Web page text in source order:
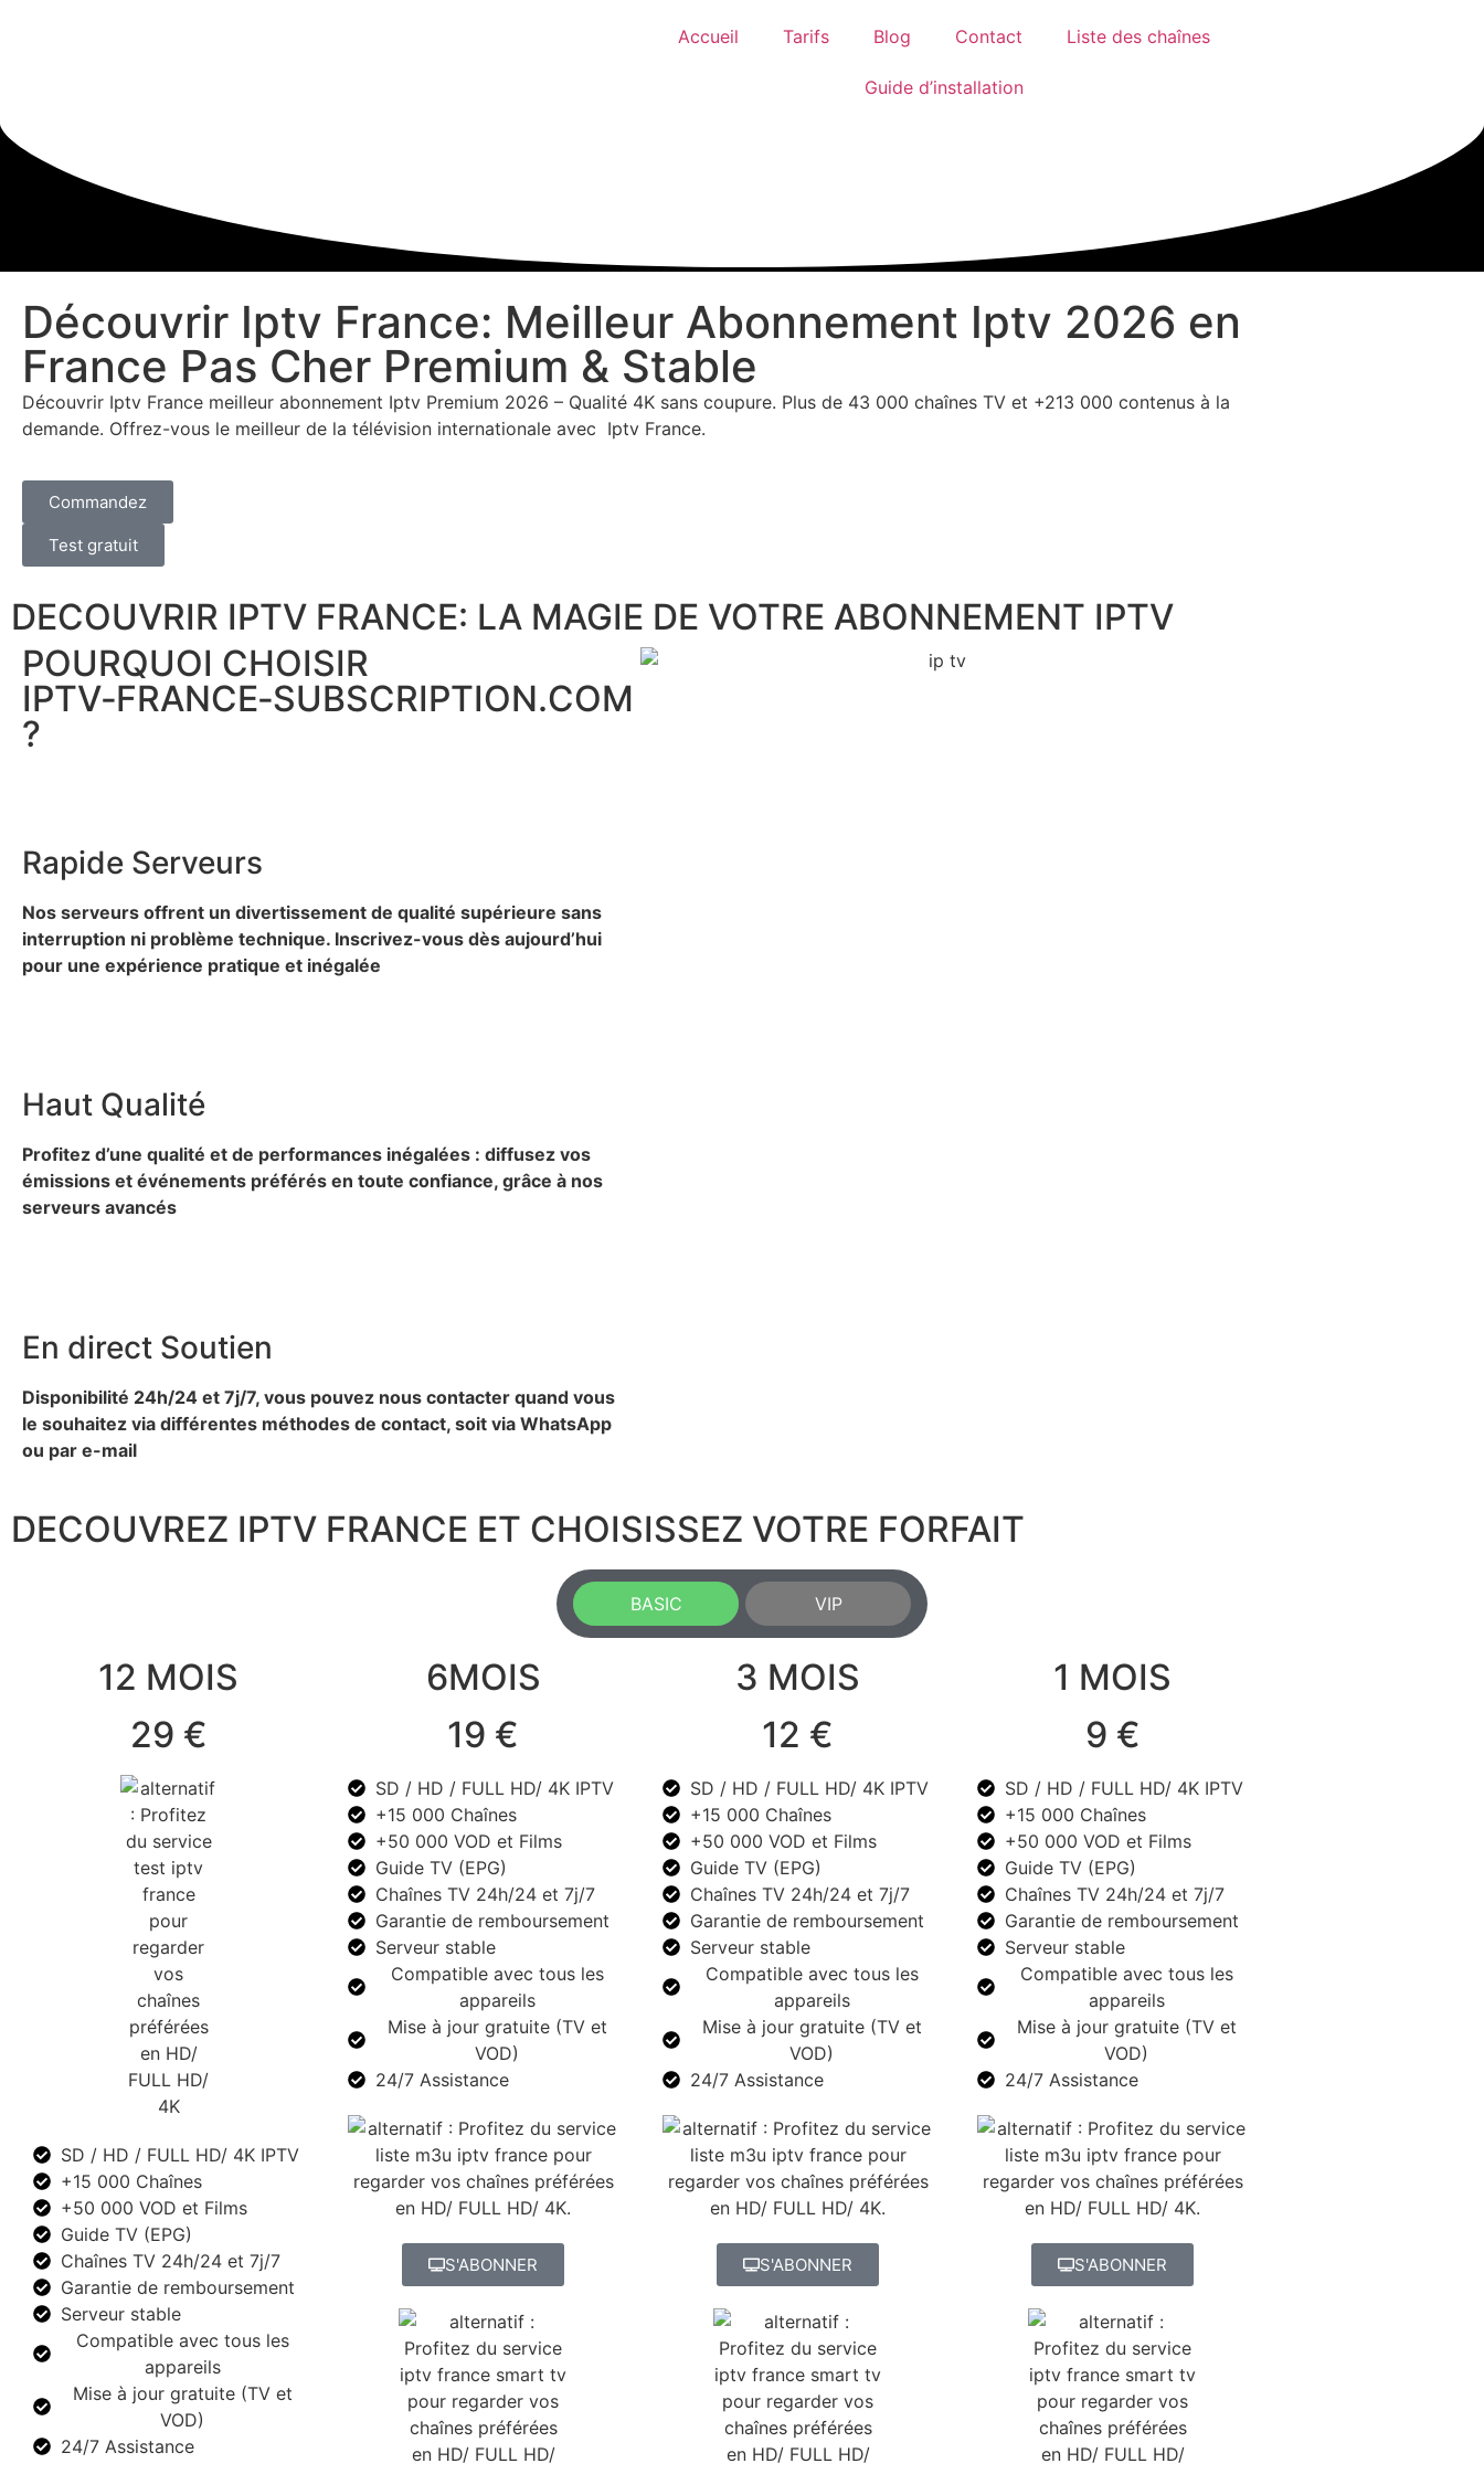
Accueil Tarifs Blog Contact Liste des chaînes
Guide d’installation
Découvrir Iptv France: Meilleur Abonnement Iptv 2026 en
France Pas Cher Premium & Stable
Découvrir Iptv France meilleur abonnement Iptv Premium 2026 – Qualité 4K sans coupure. Plus de 43 000 chaînes TV et +213 000 contenus à la
demande. Offrez-vous le meilleur de la télévision internationale avec Iptv France.
Commandez
Test gratuit
DECOUVRIR IPTV FRANCE: LA MAGIE DE VOTRE ABONNEMENT IPTV
POURQUOI CHOISIR
IPTV‑FRANCE‑SUBSCRIPTION.COM
?
Rapide Serveurs
Nos serveurs offrent un divertissement de qualité supérieure sans
interruption ni problème technique. Inscrivez-vous dès aujourd’hui
pour une expérience pratique et inégalée
Haut Qualité
Profitez d’une qualité et de performances inégalées : diffusez vos
émissions et événements préférés en toute confiance, grâce à nos
serveurs avancés
En direct Soutien
Disponibilité 24h/24 et 7j/7, vous pouvez nous contacter quand vous
le souhaitez via différentes méthodes de contact, soit via WhatsApp
ou par e-mail
DECOUVREZ IPTV FRANCE ET CHOISISSEZ VOTRE FORFAIT
BASIC VIP
12 MOIS
29 €
SD / HD / FULL HD/ 4K IPTV
+15 000 Chaînes
+50 000 VOD et Films
Guide TV (EPG)
Chaînes TV 24h/24 et 7j/7
Garantie de remboursement
Serveur stable
Compatible avec tous les
appareils
Mise à jour gratuite (TV et
VOD)
24/7 Assistance
6MOIS
19 €
SD / HD / FULL HD/ 4K IPTV
+15 000 Chaînes
+50 000 VOD et Films
Guide TV (EPG)
Chaînes TV 24h/24 et 7j/7
Garantie de remboursement
Serveur stable
Compatible avec tous les
appareils
Mise à jour gratuite (TV et
VOD)
24/7 Assistance
S'ABONNER
3 MOIS
12 €
SD / HD / FULL HD/ 4K IPTV
+15 000 Chaînes
+50 000 VOD et Films
Guide TV (EPG)
Chaînes TV 24h/24 et 7j/7
Garantie de remboursement
Serveur stable
Compatible avec tous les
appareils
Mise à jour gratuite (TV et
VOD)
24/7 Assistance
S'ABONNER
1 MOIS
9 €
SD / HD / FULL HD/ 4K IPTV
+15 000 Chaînes
+50 000 VOD et Films
Guide TV (EPG)
Chaînes TV 24h/24 et 7j/7
Garantie de remboursement
Serveur stable
Compatible avec tous les
appareils
Mise à jour gratuite (TV et
VOD)
24/7 Assistance
S'ABONNER